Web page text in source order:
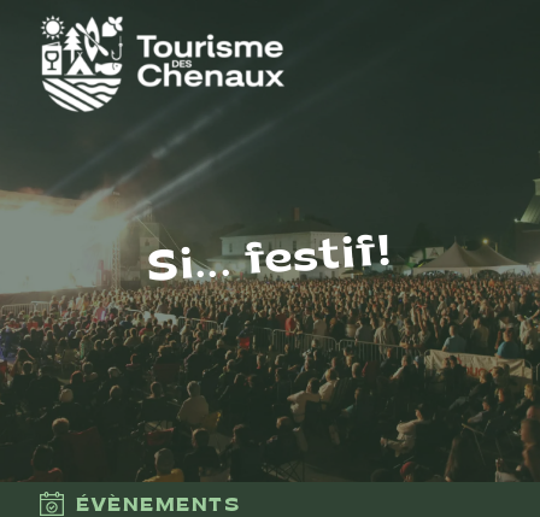
Si... festif!
ÉVÈNEMENTS